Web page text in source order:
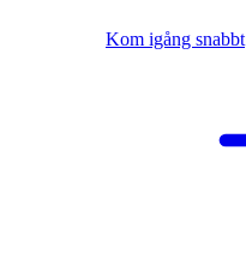
Kom igång snabbt